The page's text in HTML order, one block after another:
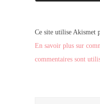
Ce site utilise Akismet
En savoir plus sur
commentaires sont